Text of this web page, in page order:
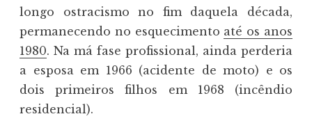
longo ostracismo no fim daquela década,
permanecendo no esquecimento até os anos
1980. Na má fase profissional, ainda perderia
a esposa em 1966 (acidente de moto) e os
dois primeiros filhos em 1968 (incêndio
residencial).